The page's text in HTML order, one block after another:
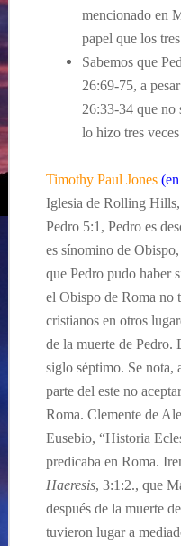
mencionado en
papel que los
Sabemos que
26:69-75, a
26:33-34 que no
lo hizo tres
Timothy Paul Jones(en
Iglesia de Rolling
Pedro 5:1, Pedro es
es sínomino de
que Pedro pudo haber
el Obispo de Roma no
cristianos en otros
de la muerte de Pedro.
siglo séptimo. Se nota,
parte del este no
Roma. Clemente de
Eusebio, “Historia
predicaba en Roma.
Haeresis, 3:1:2., que
después de la muerte
tuvieron lugar a